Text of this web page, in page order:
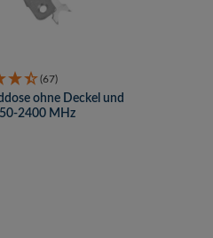
(67)
ohne Deckel und
2400 MHz